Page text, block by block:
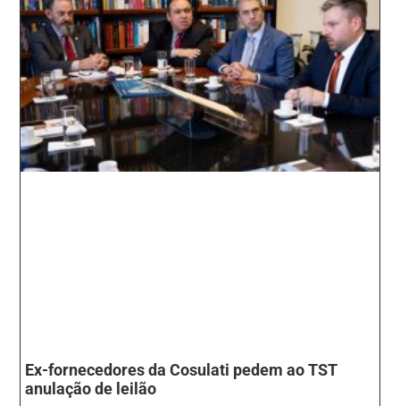
Ex-fornecedores da Cosulati pedem ao TST
anulação de leilão